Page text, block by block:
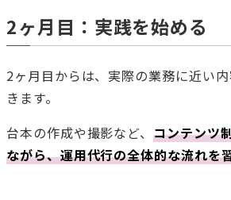
2ヶ月目：実践を始める
2ヶ月目からは、実際の業務に近い
きます。
台本の作成や撮影など、コンテンツ
ながら、運用代行の全体的な流れを